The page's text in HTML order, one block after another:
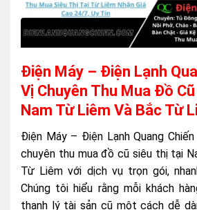
Điện Máy – Điện Lạnh
Vị Chuyên Thu Mua Đồ
Nam Từ Liêm Và Bắc Từ
Điện Máy – Điện Lạnh Quang
chuyên thu mua đồ cũ siêu thị tại
Từ Liêm với dịch vụ trọn gói,
Chúng tôi hiểu rằng mỗi khách
thanh lý tài sản cũ một cách dễ